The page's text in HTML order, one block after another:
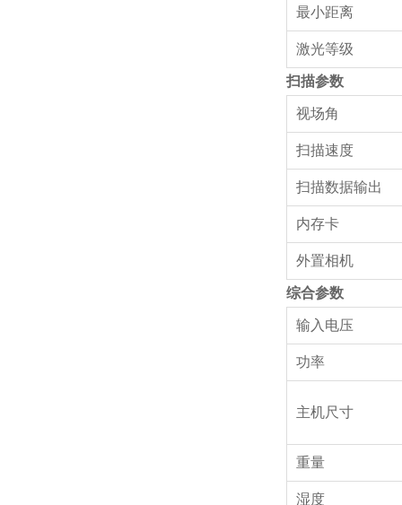
最小距离
激光等级
扫描参数
视场角
扫描速度
扫描数据输出
内存卡
外置相机
综合参数
输入电压
功率
主机尺寸
重量
湿度